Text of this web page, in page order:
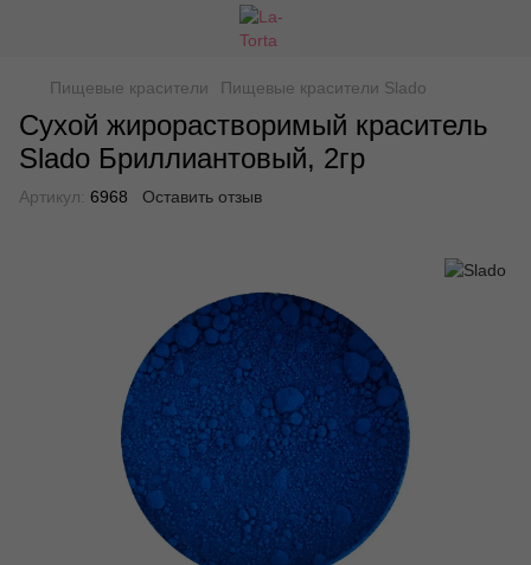
Пищевые красители Пищевые красители Slado
Сухой жирорастворимый краситель
Slado Бриллиантовый, 2гр
Артикул: 6968 Оставить отзыв